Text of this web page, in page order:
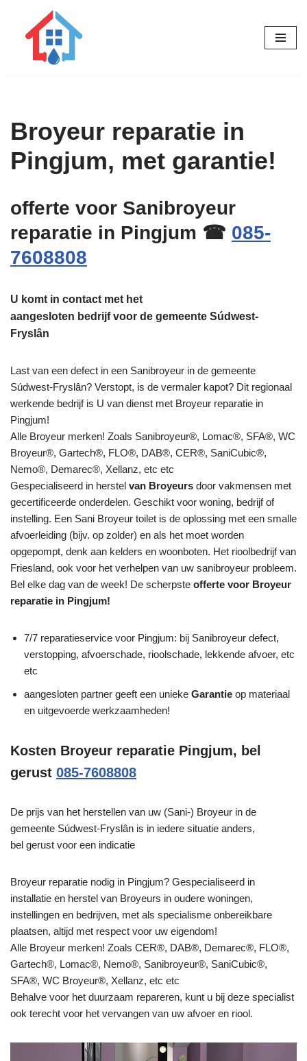
Broyeur reparatie in
Pingjum, met garantie!
offerte voor Sanibroyeur
reparatie in Pingjum ☎ 085-
7608808
U komt in contact met het
aangesloten bedrijf voor de gemeente Súdwest-
Fryslân
Last van een defect in een Sanibroyeur in de gemeente
Súdwest-Fryslân? Verstopt, is de vermaler kapot? Dit regionaal
werkende bedrijf is U van dienst met Broyeur reparatie in
Pingjum!
Alle Broyeur merken! Zoals Sanibroyeur®, Lomac®, SFA®, WC
Broyeur®, Gartech®, FLO®, DAB®, CER®, SaniCubic®,
Nemo®, Demarec®, Xellanz, etc etc
Gespecialiseerd in herstel van Broyeurs door vakmensen met
gecertificeerde onderdelen. Geschikt voor woning, bedrijf of
instelling. Een Sani Broyeur toilet is de oplossing met een smalle
afvoerleiding (bijv. op zolder) en als het moet worden
opgepompt, denk aan kelders en woonboten. Het rioolbedrijf van
Friesland, ook voor het verhelpen van uw sanibroyeur probleem.
Bel elke dag van de week! De scherpste offerte voor Broyeur
reparatie in Pingjum!
7/7 reparatieservice voor Pingjum: bij Sanibroyeur defect,
verstopping, afvoerschade, rioolschade, lekkende afvoer, etc
etc
aangesloten partner geeft een unieke Garantie op materiaal
en uitgevoerde werkzaamheden!
Kosten Broyeur reparatie Pingjum, bel
gerust 085-7608808
De prijs van het herstellen van uw (Sani-) Broyeur in de
gemeente Súdwest-Fryslân is in iedere situatie anders,
bel gerust voor een indicatie
Broyeur reparatie nodig in Pingjum? Gespecialiseerd in
installatie en herstel van Broyeurs in oudere woningen,
instellingen en bedrijven, met als specialisme onbereikbare
plaatsen, altijd met respect voor uw eigendom!
Alle Broyeur merken! Zoals CER®, DAB®, Demarec®, FLO®,
Gartech®, Lomac®, Nemo®, Sanibroyeur®, SaniCubic®,
SFA®, WC Broyeur®, Xellanz, etc etc
Behalve voor het duurzaam repareren, kunt u bij deze specialist
ook terecht voor het vervangen van uw afvoer en riool.